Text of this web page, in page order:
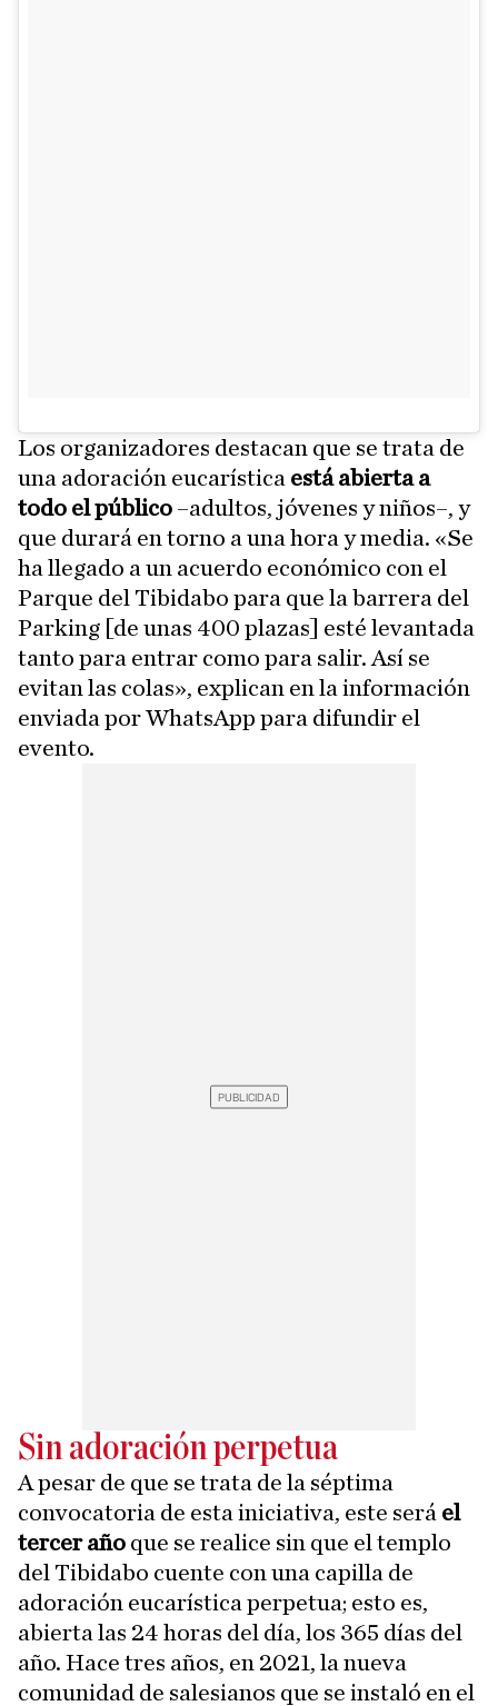
Los organizadores destacan que se trata de
una adoración eucarística está abierta a
todo el público –adultos, jóvenes y niños–, y
que durará en torno a una hora y media. «Se
ha llegado a un acuerdo económico con el
Parque del Tibidabo para que la barrera del
Parking [de unas 400 plazas] esté levantada
tanto para entrar como para salir. Así se
evitan las colas», explican en la información
enviada por WhatsApp para difundir el
evento.
Sin adoración perpetua
A pesar de que se trata de la séptima
convocatoria de esta iniciativa, este será el
tercer año que se realice sin que el templo
del Tibidabo cuente con una capilla de
adoración eucarística perpetua; esto es,
abierta las 24 horas del día, los 365 días del
año. Hace tres años, en 2021, la nueva
comunidad de salesianos que se instaló en el